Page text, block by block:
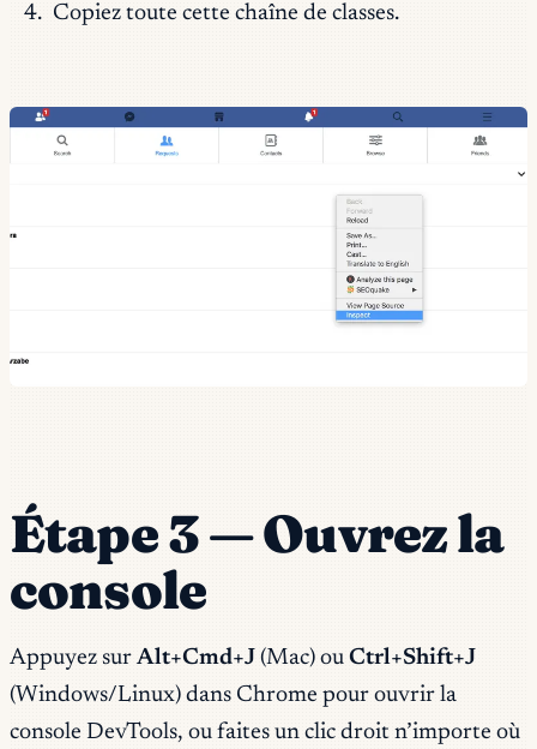
Copiez toute cette chaîne de classes.
Étape 3 — Ouvrez la
console
Appuyez sur Alt+Cmd+J (Mac) ou Ctrl+Shift+J
(Windows/Linux) dans Chrome pour ouvrir la
console DevTools, ou faites un clic droit n’importe où